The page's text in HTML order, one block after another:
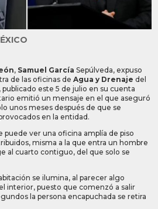
, Samuel GarcíaSepúlveda, expuso
de las oficinas deAgua y Drenaje del
este 5 de julio en su cuenta
emitió un mensaje en el que aseguró
unos meses después de que se
en la entidad.
puede ver una oficina amplía de piso
misma a la que entra un hombre
al cuarto contiguo, del que solo se
se ilumina, al parecer algo
interior, puesto que comenzó a salir
la persona encapuchada se retira